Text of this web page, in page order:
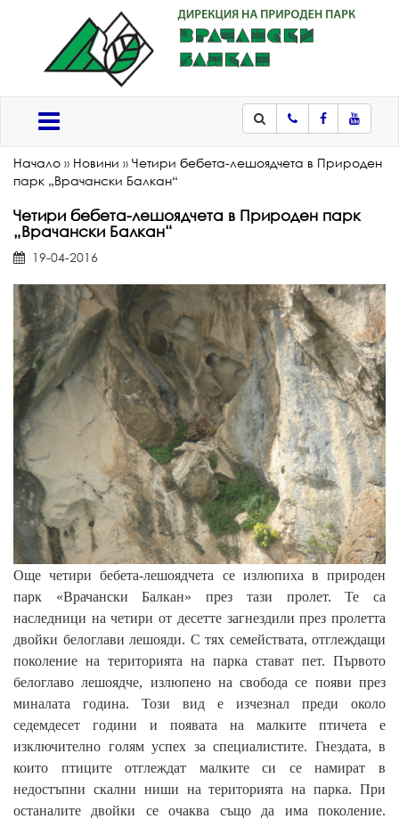
ТелефонFacebook
Начало » Новини » Четири бебета-лешоядчета в Природен
парк „Врачански Балкан“
Четири бебета-лешоядчета в Природен парк
„Врачански Балкан“
19-04-2016
Още четири бебета-лешоядчета се излюпиха в природен
парк «Врачански Балкан» през тази пролет. Те са
наследници на четири от десетте загнездили през пролетта
двойки белоглави лешояди. С тях семействата, отглеждащи
поколение на територията на парка стават пет. Първото
белоглаво лешоядче, излюпено на свобода се появи през
миналата година. Този вид е изчезнал преди около
седемдесет години и появата на малките птичета е
изключително голям успех за специалистите. Гнездата, в
които птиците отглеждат малките си се намират в
недостъпни скални ниши на територията на парка. При
останалите двойки се очаква също да има поколение.